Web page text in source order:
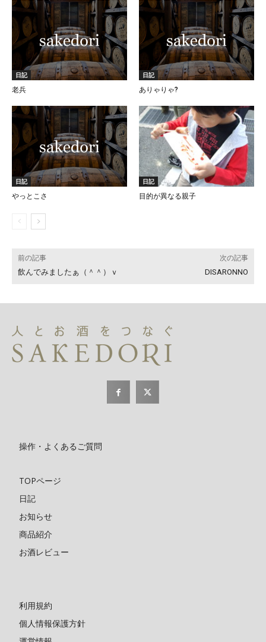
日記
老兵
日記
ありゃりゃ?
日記
やっとこさ
日記
目的が異なる親子
前の記事
飲んでみましたぁ（＾＾）ｖ
次の記事
DISARONNO
操作・よくあるご質問
TOPページ
日記
お知らせ
商品紹介
お酒レビュー
利用規約
個人情報保護方針